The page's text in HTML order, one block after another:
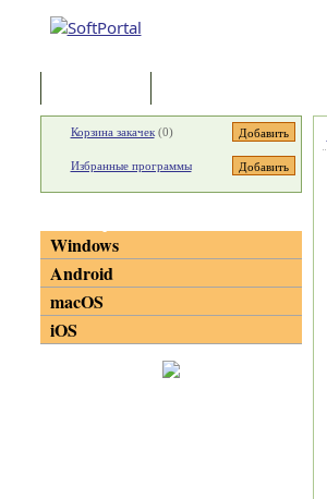
Корзина закачек(0)
Избранные программы
Windows
Android
macOS
iOS